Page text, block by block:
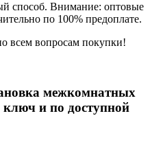
способ. Внимание: оптовые
по 100% предоплате.
всем вопросам покупки!
межкомнатных
и по доступной